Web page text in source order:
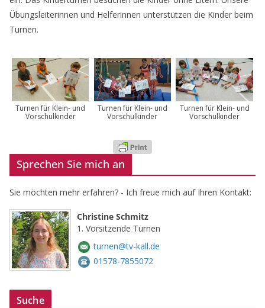
Übungsleiterinnen und Helferinnen unterstützen die Kinder beim
Turnen.
Turnen für Klein- und
Vorschulkinder
Turnen für Klein- und
Vorschulkinder
Turnen für Klein- und
Vorschulkinder
Sprechen Sie mich an
Sie möchten mehr erfahren? - Ich freue mich auf Ihren Kontakt:
Christine Schmitz
1. Vorsitzende Turnen
turnen@tv-kall.de
01578-7855072
Suche